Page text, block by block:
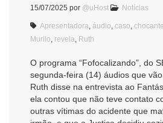
15/07/2025 por @uHost Notícias
Apresentadora áudio caso chocante
Murilo revela Ruth
O programa “Fofocalizando”, do
segunda-feira (14) áudios que
Ruth disse na entrevista ao
ela contou que não teve contato
outras vítimas do acidente que